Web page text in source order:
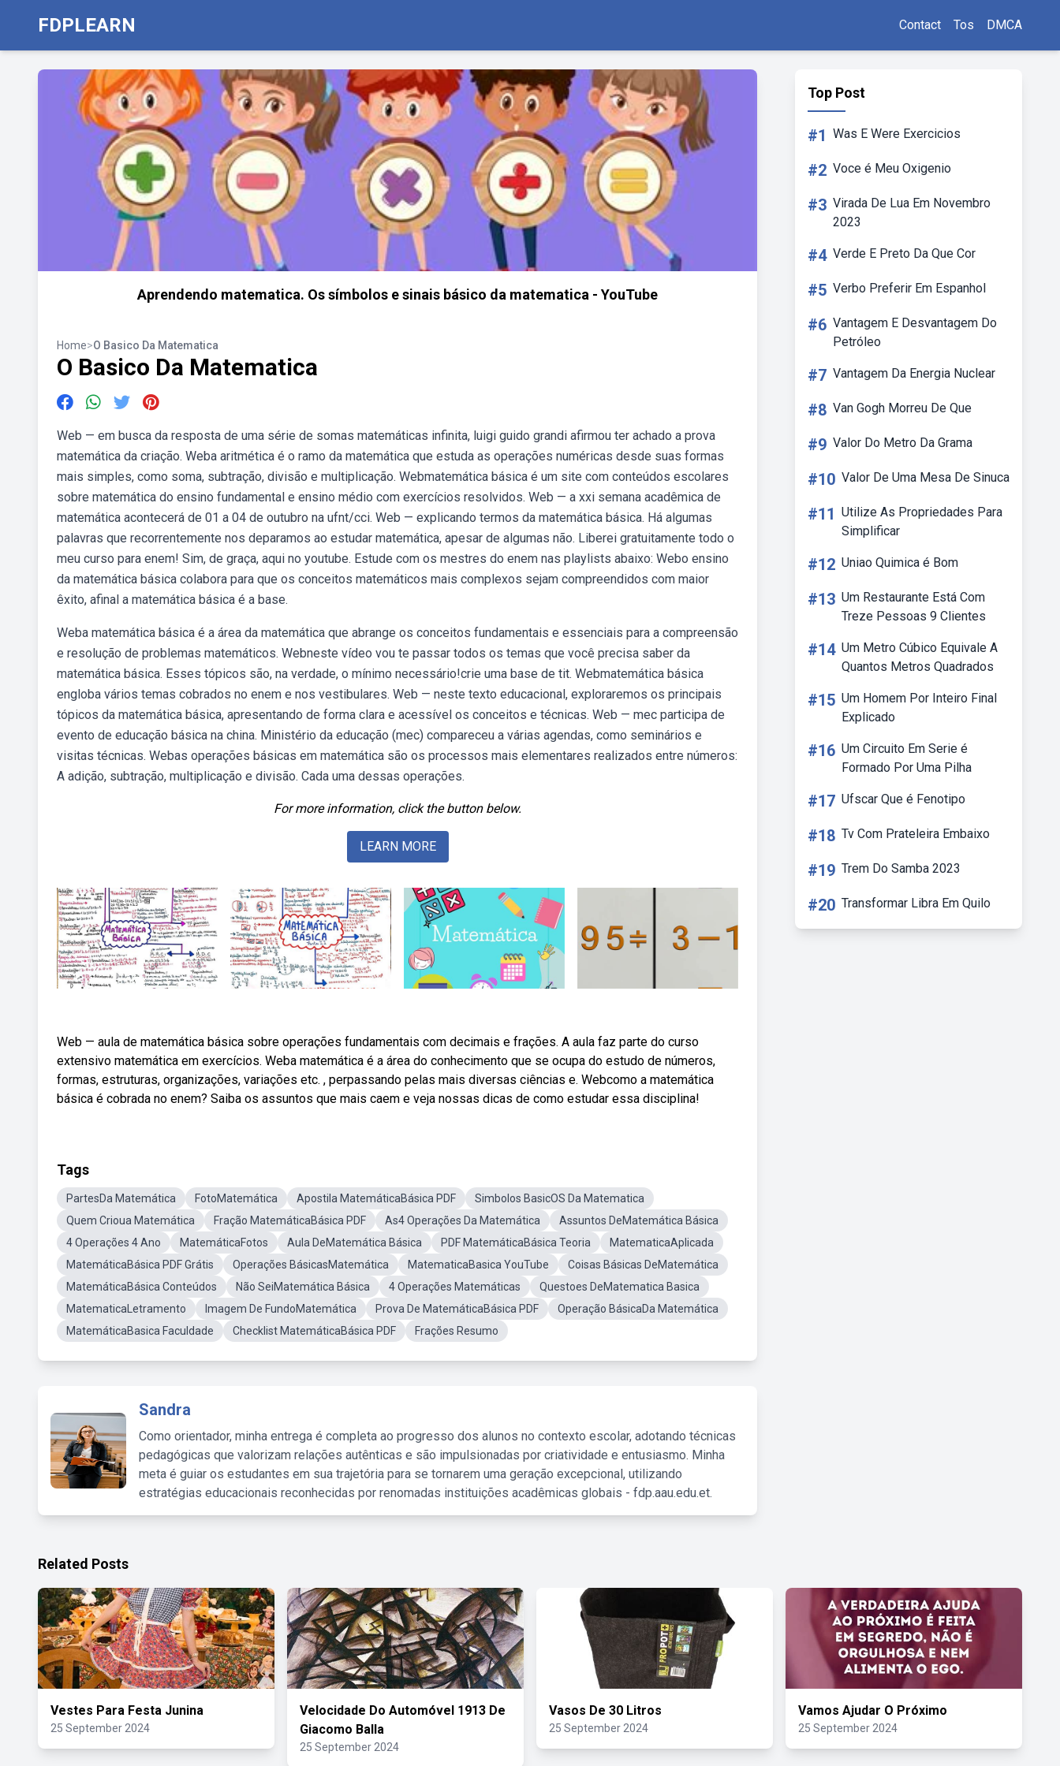
FDPLEARN Contact Tos DMCA
Aprendendo matematica. Os símbolos e sinais básico da matematica - YouTube
Home>O Basico Da Matematica
O Basico Da Matematica
Web — em busca da resposta de uma série de somas matemáticas infinita, luigi guido grandi afirmou ter achado a prova
matemática da criação. Weba aritmética é o ramo da matemática que estuda as operações numéricas desde suas formas
mais simples, como soma, subtração, divisão e multiplicação. Webmatemática básica é um site com conteúdos escolares
sobre matemática do ensino fundamental e ensino médio com exercícios resolvidos. Web — a xxi semana acadêmica de
matemática acontecerá de 01 a 04 de outubro na ufnt/cci. Web — explicando termos da matemática básica. Há algumas
palavras que recorrentemente nos deparamos ao estudar matemática, apesar de algumas não. Liberei gratuitamente todo o
meu curso para enem! Sim, de graça, aqui no youtube. Estude com os mestres do enem nas playlists abaixo: Webo ensino
da matemática básica colabora para que os conceitos matemáticos mais complexos sejam compreendidos com maior
êxito, afinal a matemática básica é a base.
Weba matemática básica é a área da matemática que abrange os conceitos fundamentais e essenciais para a compreensão
e resolução de problemas matemáticos. Webneste vídeo vou te passar todos os temas que você precisa saber da
matemática básica. Esses tópicos são, na verdade, o mínimo necessário!crie uma base de tit. Webmatemática básica
engloba vários temas cobrados no enem e nos vestibulares. Web — neste texto educacional, exploraremos os principais
tópicos da matemática básica, apresentando de forma clara e acessível os conceitos e técnicas. Web — mec participa de
evento de educação básica na china. Ministério da educação (mec) compareceu a várias agendas, como seminários e
visitas técnicas. Webas operações básicas em matemática são os processos mais elementares realizados entre números:
A adição, subtração, multiplicação e divisão. Cada uma dessas operações.
For more information, click the button below.
LEARN MORE
Web — aula de matemática básica sobre operações fundamentais com decimais e frações. A aula faz parte do curso
extensivo matemática em exercícios. Weba matemática é a área do conhecimento que se ocupa do estudo de números,
formas, estruturas, organizações, variações etc. , perpassando pelas mais diversas ciências e. Webcomo a matemática
básica é cobrada no enem? Saiba os assuntos que mais caem e veja nossas dicas de como estudar essa disciplina!
Tags
PartesDa Matemática FotoMatemática Apostila MatemáticaBásica PDF
Simbolos BasicOS Da Matematica
Quem Crioua Matemática
Fração MatemáticaBásica PDF As4 Operações Da Matemática
Assuntos DeMatemática Básica
4 Operações 4 Ano
MatemáticaFotos Aula DeMatemática Básica PDF MatemáticaBásica Teoria
MatematicaAplicada
MatemáticaBásica PDF Grátis
Operações BásicasMatemática MatematicaBasica YouTube
Coisas Básicas DeMatemática
MatemáticaBásica Conteúdos
Não SeiMatemática Básica 4 Operações Matemáticas
Questoes DeMatematica Basica
MatematicaLetramento
Imagem De FundoMatemática Prova De MatemáticaBásica PDF
Operação BásicaDa Matemática
MatemáticaBasica Faculdade
Checklist MatemáticaBásica PDF Frações Resumo
Sandra
Como orientador, minha entrega é completa ao progresso dos alunos no contexto escolar, adotando técnicas
pedagógicas que valorizam relações autênticas e são impulsionadas por criatividade e entusiasmo. Minha
meta é guiar os estudantes em sua trajetória para se tornarem uma geração excepcional, utilizando
estratégias educacionais reconhecidas por renomadas instituições acadêmicas globais - fdp.aau.edu.et.
Top Post
#1 Was E Were Exercicios
#2 Voce é Meu Oxigenio
#3 Virada De Lua Em Novembro
2023
#4 Verde E Preto Da Que Cor
#5 Verbo Preferir Em Espanhol
#6 Vantagem E Desvantagem Do
Petróleo
#7 Vantagem Da Energia Nuclear
#8 Van Gogh Morreu De Que
#9 Valor Do Metro Da Grama
#10 Valor De Uma Mesa De Sinuca
#11 Utilize As Propriedades Para
Simplificar
#12 Uniao Quimica é Bom
#13 Um Restaurante Está Com
Treze Pessoas 9 Clientes
#14 Um Metro Cúbico Equivale A
Quantos Metros Quadrados
#15 Um Homem Por Inteiro Final
Explicado
#16 Um Circuito Em Serie é
Formado Por Uma Pilha
#17 Ufscar Que é Fenotipo
#18 Tv Com Prateleira Embaixo
#19 Trem Do Samba 2023
#20 Transformar Libra Em Quilo
Related Posts
Vestes Para Festa Junina
25 September 2024
Velocidade Do Automóvel 1913 De
Giacomo Balla
25 September 2024
Vasos De 30 Litros
25 September 2024
Vamos Ajudar O Próximo
25 September 2024